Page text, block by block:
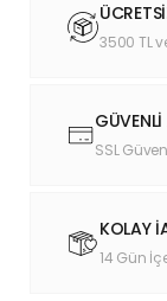
3500 TL
GÜVENLİ
SSL
KOLAY
14 Gün